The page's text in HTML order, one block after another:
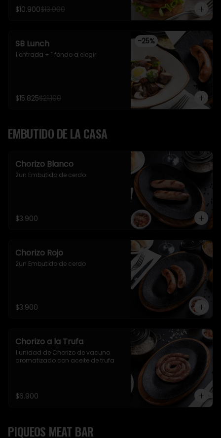
$10.900$13.900
-25%
SB Lunch
1 entrada + 1 fondo a elegir
$15.825$21.100
EMBUTIDO DE LA CASA
Chorizo Blanco
2un Embutido de cerdo
$3.900
Chorizo Rojo
2un Embutido de cerdo
$3.900
Chorizo a la Trufa
1 unidad de Chorizo de vacuno
aromatizado con aceite de trufa
$6.900
PIQUEOS MEAT BAR